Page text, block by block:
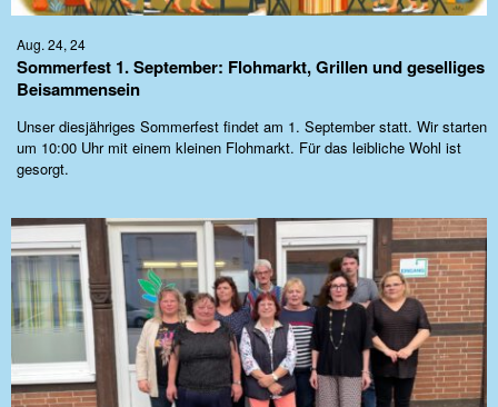
Aug. 24, 24
Sommerfest 1. September: Flohmarkt, Grillen und geselliges
Beisammensein
Unser diesjähriges Sommerfest findet am 1. September statt. Wir starten
um 10:00 Uhr mit einem kleinen Flohmarkt. Für das leibliche Wohl ist
gesorgt.